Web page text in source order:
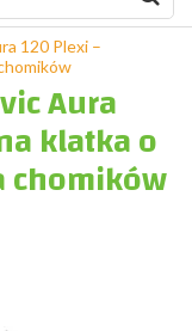
120 Plexi –
Aura
klatka o
chomików